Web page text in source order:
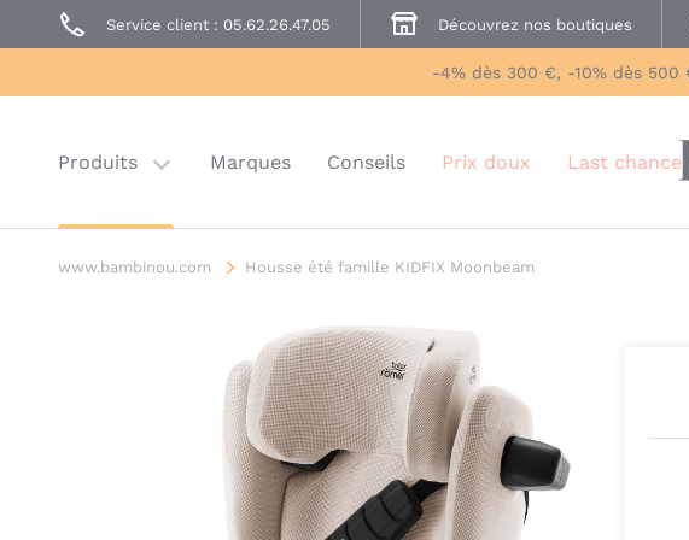
Service client : 05.62.26.47.05 Découvrez nos boutiques
-4% dès 300 €, -10% dès 500
Produits
Prêt à Porter
Last chance
Marques Conseils Prix doux Last chance
www.bambinou.com Housse été famille KIDFIX Moonbeam